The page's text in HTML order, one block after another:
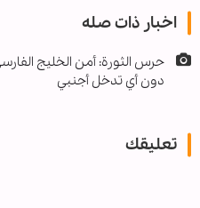
اخبار ذات صله
حرس الثورة: أمن الخليج
دون أي تدخل أجنبي
تعليقك